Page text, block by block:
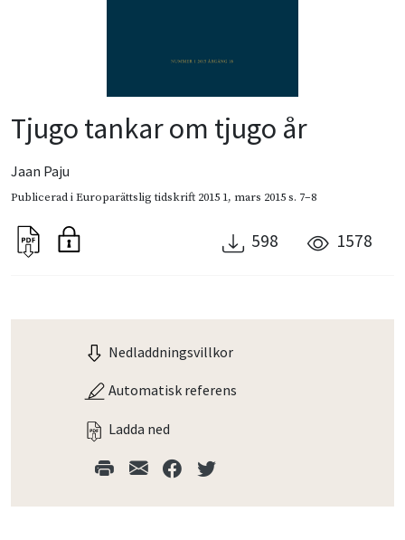
Tjugo tankar om tjugo år
Jaan Paju
Publicerad iEuroparättslig tidskrift 2015 1, mars 2015s. 7–8
598 1578
Nedladdningsvillkor
Automatisk referens
Ladda ned